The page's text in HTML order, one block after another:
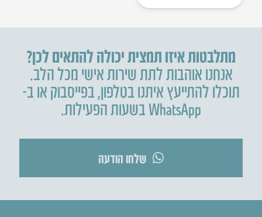
מתלבטות איזו תמצית יכולה להתאים לכן?
אנחנו אוהבות לתת שירות אישי מכל הלב.
תוכלו להתייעץ איתנו בטלפון,בפייסבוק או ב-
WhatsApp בשעות הפעילות.
שלחו הודעה